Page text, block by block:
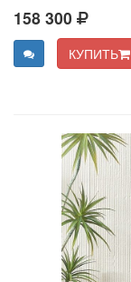
158 300
КУПИТЬ